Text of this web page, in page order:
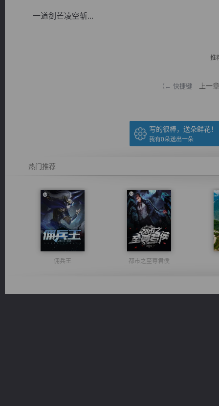
一道剑芒凌空斩...
推
（← 快捷键 上一章
写的很棒，送朵鲜花！
我有0朵送出一朵
热门推荐
佣兵王 都市之至尊君侯